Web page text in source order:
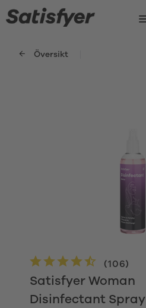
Översikt
Satisfyer Woman
Disinfectant Spray
(106)